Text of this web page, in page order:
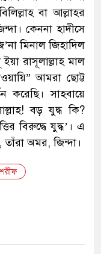
বা আল্লাহর
কেননা হাদীসে
মিনাল জিহাদিল
রাসূলাল্লাহ মাল
আমরা ছোট্ট
করেছি। সাহবায়ে
বড় যুদ্ধ কি?
বিরুদ্ধে যুদ্ধ’। এ
তাঁরা অমর, জিন্দা।